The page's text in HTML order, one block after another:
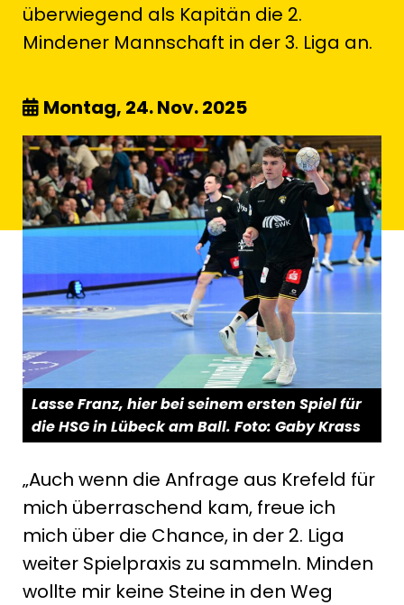
überwiegend als Kapitän die 2.
Mindener Mannschaft in der 3. Liga an.
Montag, 24. Nov. 2025
Lasse Franz, hier bei seinem ersten Spiel für
die HSG in Lübeck am Ball. Foto: Gaby Krass
„Auch wenn die Anfrage aus Krefeld für
mich überraschend kam, freue ich
mich über die Chance, in der 2. Liga
weiter Spielpraxis zu sammeln. Minden
wollte mir keine Steine in den Weg